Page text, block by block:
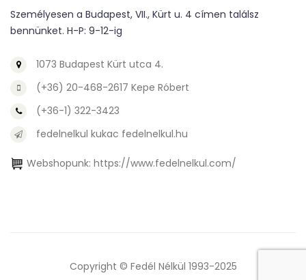
Személyesen a Budapest, VII., Kürt u. 4 címen találsz
bennünket. H-P: 9-12-ig
1073 Budapest Kürt utca 4.
(+36) 20-468-2617 Kepe Róbert
(+36-1) 322-3423
fedelnelkul kukac fedelnelkul.hu
Webshopunk: https://www.fedelnelkul.com/
Copyright © Fedél Nélkül 1993-2025